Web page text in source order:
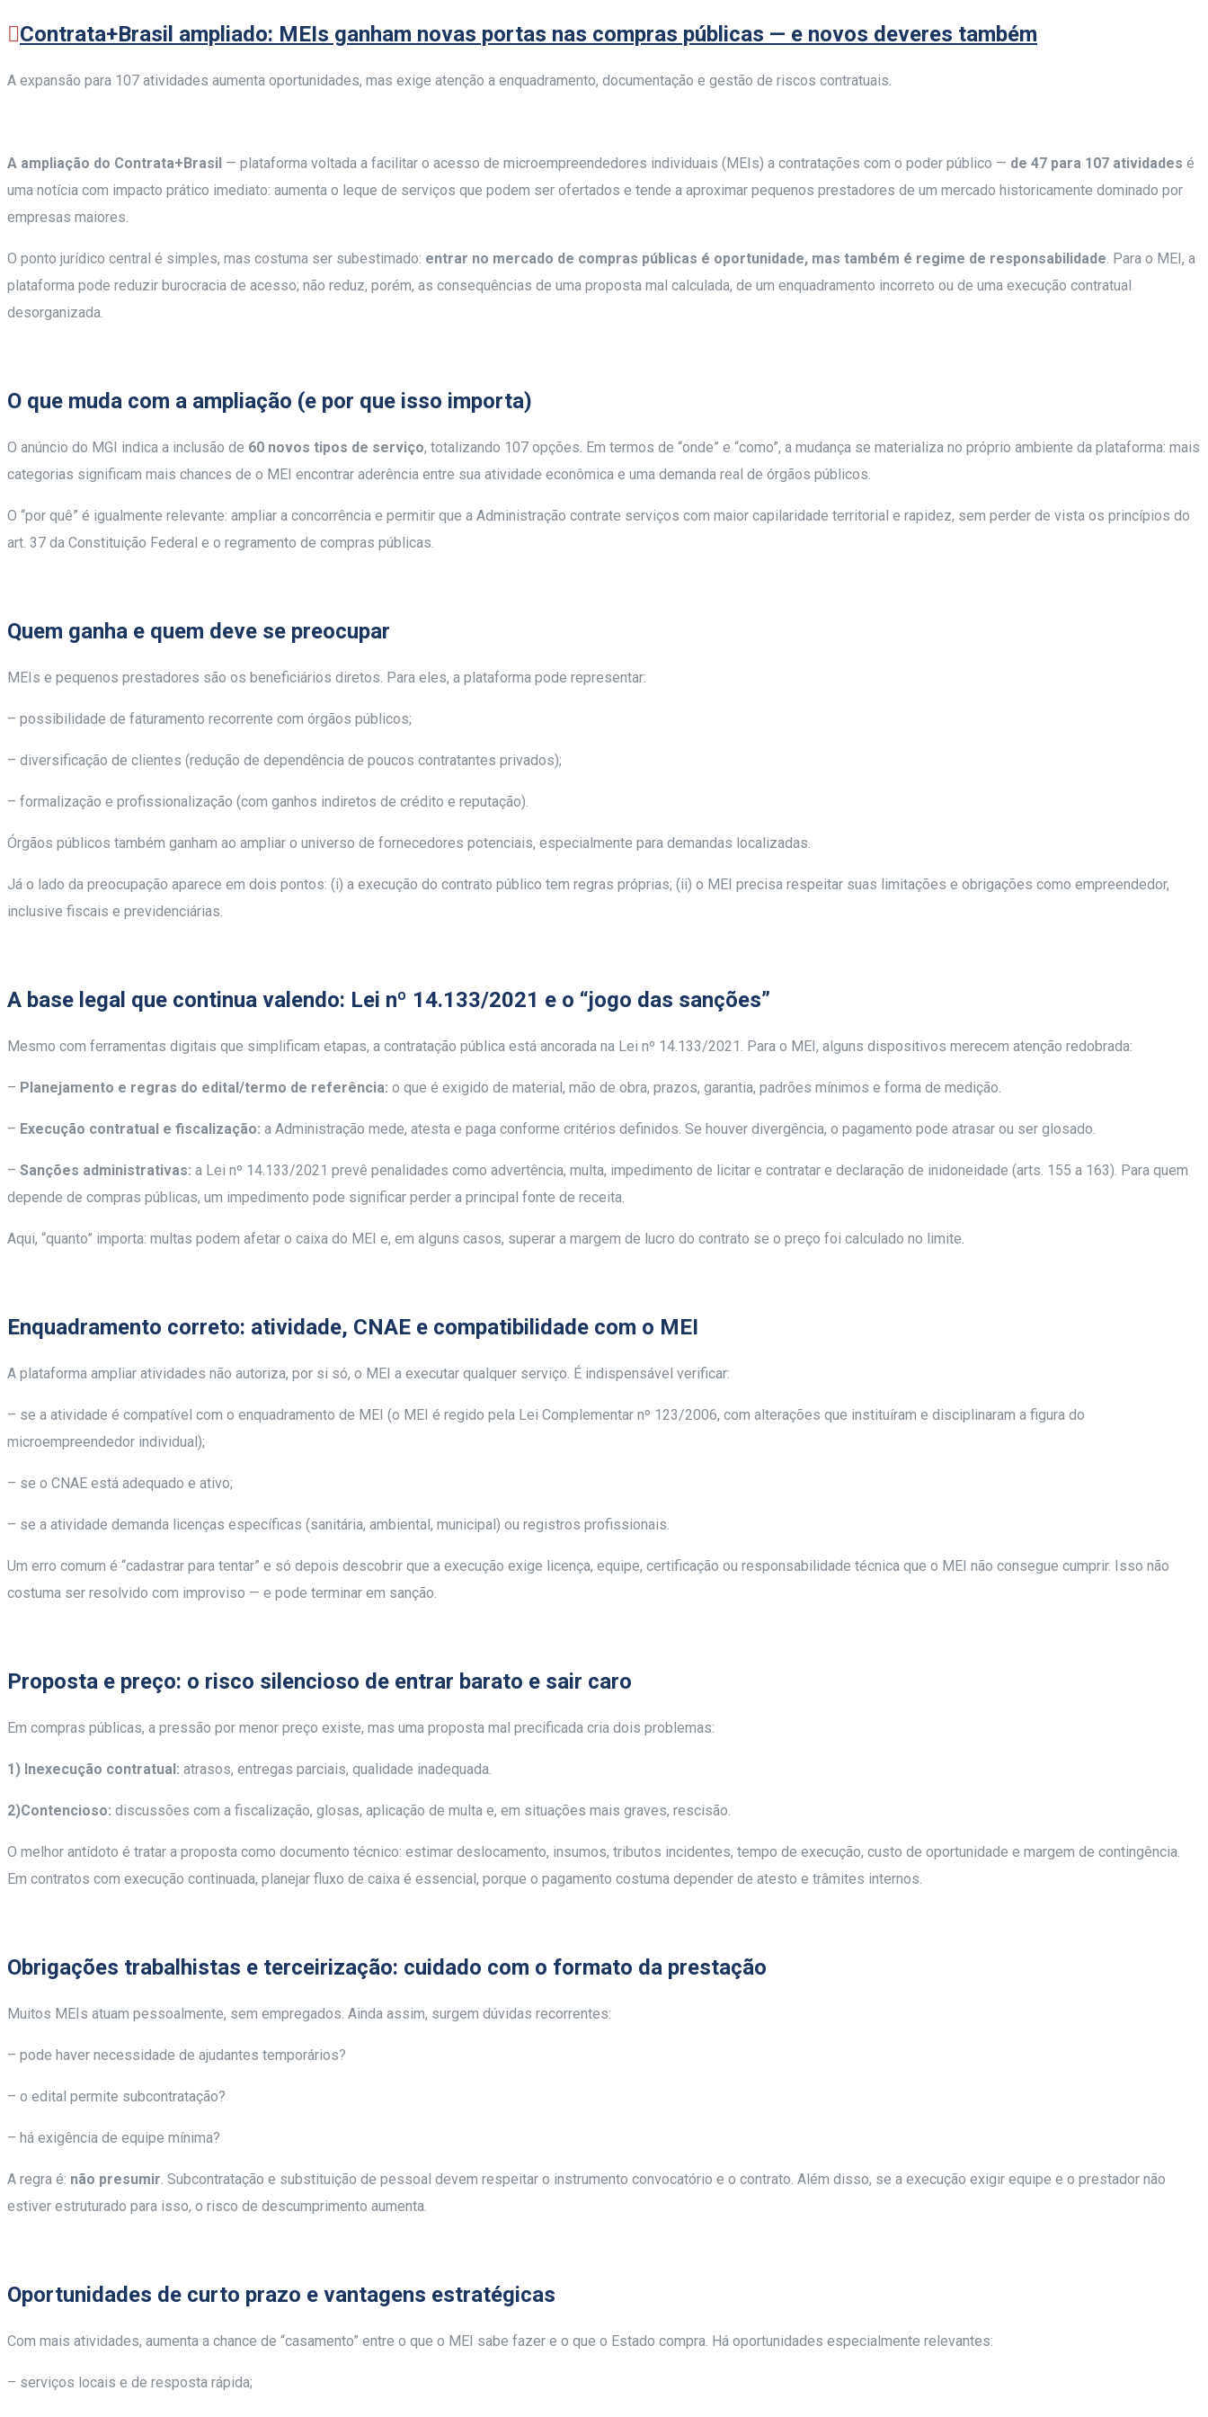
Contrata+Brasil ampliado: MEIs ganham novas portas nas compras públicas — e novos deveres também
A expansão para 107 atividades aumenta oportunidades, mas exige atenção a enquadramento, documentação e gestão de riscos contratuais.
A ampliação do Contrata+Brasil — plataforma voltada a facilitar o acesso de microempreendedores individuais (MEIs) a contratações com o poder público — de 47 para 107 atividades é
uma notícia com impacto prático imediato: aumenta o leque de serviços que podem ser ofertados e tende a aproximar pequenos prestadores de um mercado historicamente dominado por
empresas maiores.
O ponto jurídico central é simples, mas costuma ser subestimado: entrar no mercado de compras públicas é oportunidade, mas também é regime de responsabilidade. Para o MEI, a
plataforma pode reduzir burocracia de acesso; não reduz, porém, as consequências de uma proposta mal calculada, de um enquadramento incorreto ou de uma execução contratual
desorganizada.
O que muda com a ampliação (e por que isso importa)
O anúncio do MGI indica a inclusão de 60 novos tipos de serviço, totalizando 107 opções. Em termos de “onde” e “como”, a mudança se materializa no próprio ambiente da plataforma: mais
categorias significam mais chances de o MEI encontrar aderência entre sua atividade econômica e uma demanda real de órgãos públicos.
O “por quê” é igualmente relevante: ampliar a concorrência e permitir que a Administração contrate serviços com maior capilaridade territorial e rapidez, sem perder de vista os princípios do
art. 37 da Constituição Federal e o regramento de compras públicas.
Quem ganha e quem deve se preocupar
MEIs e pequenos prestadores são os beneficiários diretos. Para eles, a plataforma pode representar:
– possibilidade de faturamento recorrente com órgãos públicos;
– diversificação de clientes (redução de dependência de poucos contratantes privados);
– formalização e profissionalização (com ganhos indiretos de crédito e reputação).
Órgãos públicos também ganham ao ampliar o universo de fornecedores potenciais, especialmente para demandas localizadas.
Já o lado da preocupação aparece em dois pontos: (i) a execução do contrato público tem regras próprias; (ii) o MEI precisa respeitar suas limitações e obrigações como empreendedor,
inclusive fiscais e previdenciárias.
A base legal que continua valendo: Lei nº 14.133/2021 e o “jogo das sanções”
Mesmo com ferramentas digitais que simplificam etapas, a contratação pública está ancorada na Lei nº 14.133/2021. Para o MEI, alguns dispositivos merecem atenção redobrada:
– Planejamento e regras do edital/termo de referência: o que é exigido de material, mão de obra, prazos, garantia, padrões mínimos e forma de medição.
– Execução contratual e fiscalização: a Administração mede, atesta e paga conforme critérios definidos. Se houver divergência, o pagamento pode atrasar ou ser glosado.
– Sanções administrativas: a Lei nº 14.133/2021 prevê penalidades como advertência, multa, impedimento de licitar e contratar e declaração de inidoneidade (arts. 155 a 163). Para quem
depende de compras públicas, um impedimento pode significar perder a principal fonte de receita.
Aqui, “quanto” importa: multas podem afetar o caixa do MEI e, em alguns casos, superar a margem de lucro do contrato se o preço foi calculado no limite.
Enquadramento correto: atividade, CNAE e compatibilidade com o MEI
A plataforma ampliar atividades não autoriza, por si só, o MEI a executar qualquer serviço. É indispensável verificar:
– se a atividade é compatível com o enquadramento de MEI (o MEI é regido pela Lei Complementar nº 123/2006, com alterações que instituíram e disciplinaram a figura do
microempreendedor individual);
– se o CNAE está adequado e ativo;
– se a atividade demanda licenças específicas (sanitária, ambiental, municipal) ou registros profissionais.
Um erro comum é “cadastrar para tentar” e só depois descobrir que a execução exige licença, equipe, certificação ou responsabilidade técnica que o MEI não consegue cumprir. Isso não
costuma ser resolvido com improviso — e pode terminar em sanção.
Proposta e preço: o risco silencioso de entrar barato e sair caro
Em compras públicas, a pressão por menor preço existe, mas uma proposta mal precificada cria dois problemas:
1) Inexecução contratual: atrasos, entregas parciais, qualidade inadequada.
2)Contencioso: discussões com a fiscalização, glosas, aplicação de multa e, em situações mais graves, rescisão.
O melhor antídoto é tratar a proposta como documento técnico: estimar deslocamento, insumos, tributos incidentes, tempo de execução, custo de oportunidade e margem de contingência.
Em contratos com execução continuada, planejar fluxo de caixa é essencial, porque o pagamento costuma depender de atesto e trâmites internos.
Obrigações trabalhistas e terceirização: cuidado com o formato da prestação
Muitos MEIs atuam pessoalmente, sem empregados. Ainda assim, surgem dúvidas recorrentes:
– pode haver necessidade de ajudantes temporários?
– o edital permite subcontratação?
– há exigência de equipe mínima?
A regra é: não presumir. Subcontratação e substituição de pessoal devem respeitar o instrumento convocatório e o contrato. Além disso, se a execução exigir equipe e o prestador não
estiver estruturado para isso, o risco de descumprimento aumenta.
Oportunidades de curto prazo e vantagens estratégicas
Com mais atividades, aumenta a chance de “casamento” entre o que o MEI sabe fazer e o que o Estado compra. Há oportunidades especialmente relevantes:
– serviços locais e de resposta rápida;